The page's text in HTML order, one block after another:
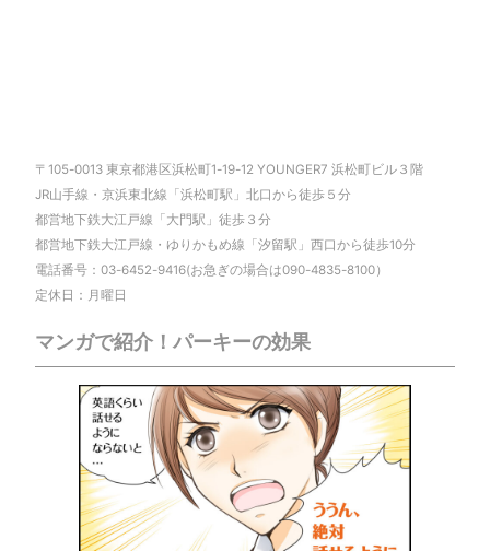
〒105-0013 東京都港区浜松町1-19-12 YOUNGER7 浜松町ビル３階
JR山手線・京浜東北線「浜松町駅」北口から徒歩５分
都営地下鉄大江戸線「大門駅」徒歩３分
都営地下鉄大江戸線・ゆりかもめ線「汐留駅」西口から徒歩10分
電話番号：03-6452-9416(お急ぎの場合は090-4835-8100）
定休日：月曜日
マンガで紹介！パーキーの効果